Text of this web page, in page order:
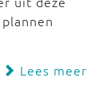
Lees meer